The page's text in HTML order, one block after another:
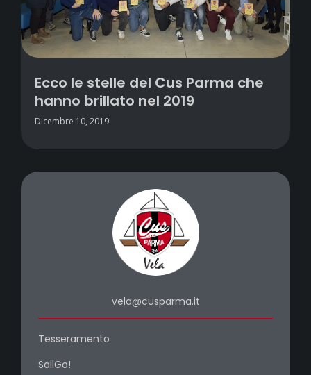
Ecco le stelle del Cus Parma che
hanno brillato nel 2019
Dicembre 10, 2019
vela@cusparma.it
Tesseramento
SailGo!